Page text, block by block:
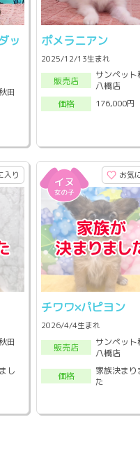
ッ
田
ポメラニアン
2025/12/13生まれ
販売店
サンペット
八橋店
価格
176,000円
入り
田
し
お気
チワワ×パピヨン
2026/4/4生まれ
販売店
サンペット
八橋店
価格
家族決まり
た